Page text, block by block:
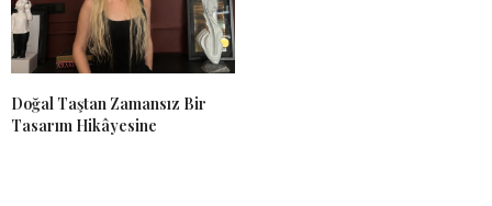
Doğal Taştan Zamansız Bir
Tasarım Hikâyesine